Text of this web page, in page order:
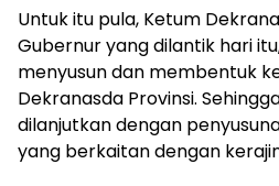
Untuk itu pula, Ketum
Gubernur yang dilantik hari
menyusun dan membentuk
Dekranasda Provinsi.
dilanjutkan dengan
yang berkaitan dengan